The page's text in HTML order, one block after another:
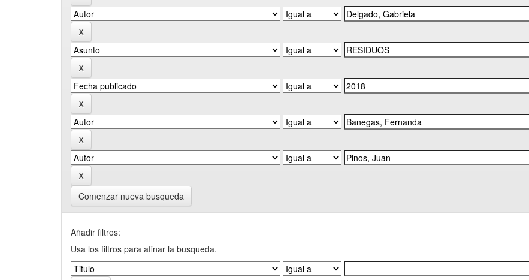
Comenzar nueva busqueda
Añadir filtros:
Usa los filtros para afinar la busqueda.